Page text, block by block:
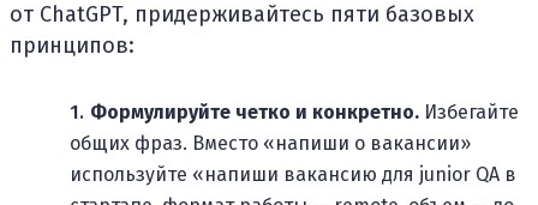
от ChatGPT, придерживайтесь пяти базовых
принципов:
Формулируйте четко и конкретно. Избегайте
общих фраз. Вместо «напиши о вакансии»
используйте «напиши вакансию для junior QA в